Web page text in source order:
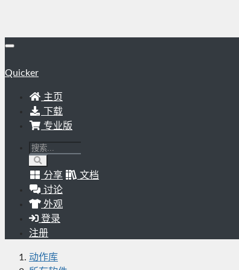
Quicker
主页
下载
专业版
分享
文档
讨论
外观
登录
注册
动作库